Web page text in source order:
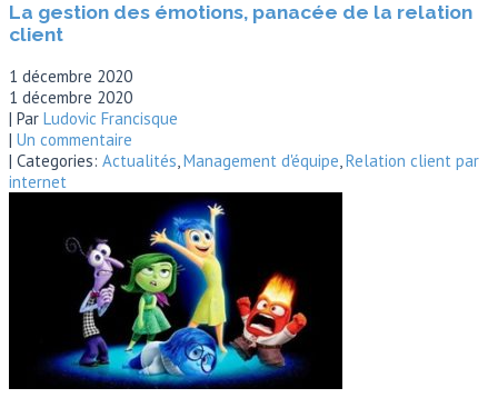
La gestion des émotions, panacée de la relation
client
1 décembre 2020
1 décembre 2020
| Par Ludovic Francisque
| Un commentaire
| Categories: Actualités Management d'équipe Relation client par
internet